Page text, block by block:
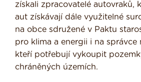
získali zpracovatelé autovraků,
aut získávají dále využitelné
na obce sdružené v Paktu
pro klima a energii i na správce
kteří potřebují vykoupit
chráněných územích.